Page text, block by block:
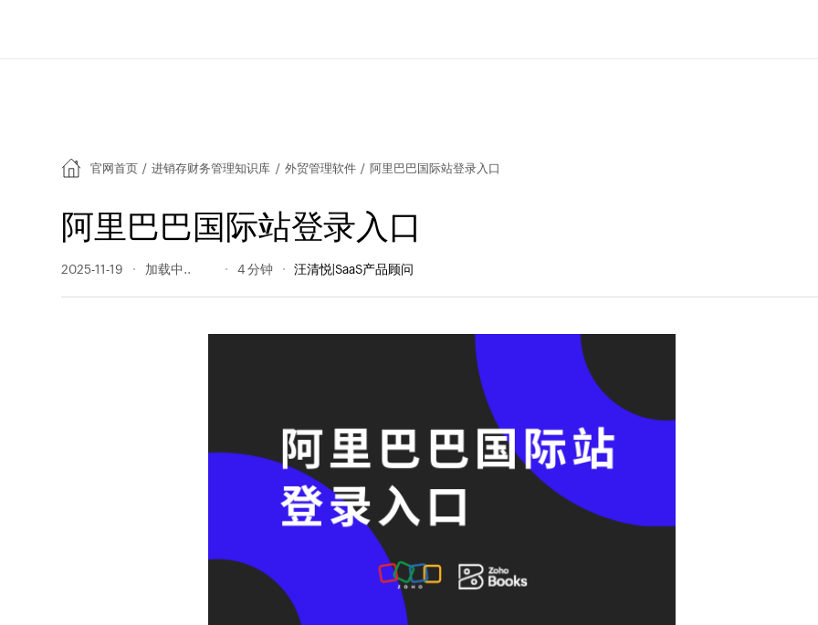
官网首页 / 进销存财务管理知识库 / 外贸管理软件 / 阿里巴巴国际站登录入口
阿里巴巴国际站登录入口
2025-11-19 1008 阅读量 4 分钟 汪清悦|SaaS产品顾问